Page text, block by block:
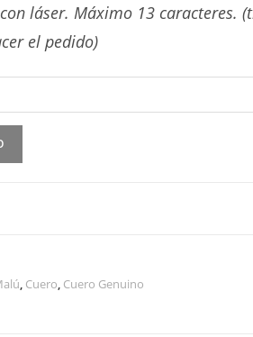
láser. Máximo 13 caracteres.
el pedido)
, Cuero, Cuero Genuino